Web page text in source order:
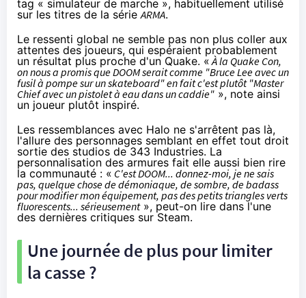
tag « simulateur de marche », habituellement utilisé
sur les titres de la série ARMA.
Le ressenti global ne semble pas non plus coller aux
attentes des joueurs, qui espéraient probablement
un résultat plus proche d'un Quake. « À la Quake Con,
on nous a promis que DOOM serait comme "Bruce Lee avec un
fusil à pompe sur un skateboard" en fait c'est plutôt "Master
Chief avec un pistolet à eau dans un caddie" », note ainsi
un joueur plutôt inspiré.
Les ressemblances avec Halo ne s'arrêtent pas là,
l'allure des personnages semblant en effet tout droit
sortie des studios de 343 Industries. La
personnalisation des armures fait elle aussi bien rire
la communauté : « C'est DOOM... donnez-moi, je ne sais
pas, quelque chose de démoniaque, de sombre, de badass
pour modifier mon équipement, pas des petits triangles verts
fluorescents... sérieusement», peut-on lire dansl'une
des dernières critiques sur Steam.
Une journée de plus pour limiter
la casse ?